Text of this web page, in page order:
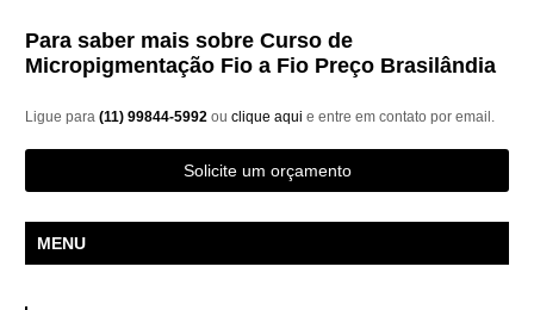
Para saber mais sobre Curso de
Micropigmentação Fio a Fio Preço Brasilândia
Ligue para(11) 99844-5992ouclique aqui e entre em contato por email.
Solicite um orçamento
MENU